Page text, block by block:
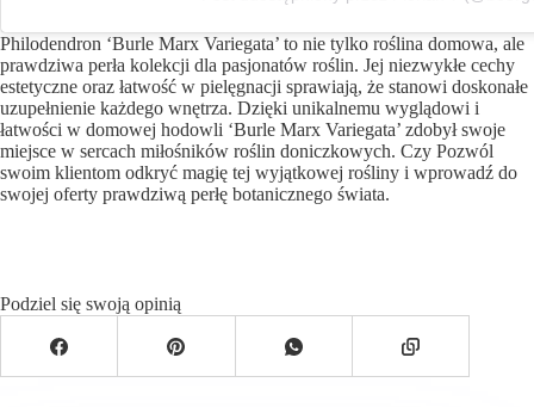
Philodendron ‘Burle Marx Variegata’ to nie tylko roślina domowa, ale
prawdziwa perła kolekcji dla pasjonatów roślin. Jej niezwykłe cechy
estetyczne oraz łatwość w pielęgnacji sprawiają, że stanowi doskonałe
uzupełnienie każdego wnętrza. Dzięki unikalnemu wyglądowi i
łatwości w domowej hodowli ‘Burle Marx Variegata’ zdobył swoje
miejsce w sercach miłośników roślin doniczkowych. Czy Pozwól
swoim klientom odkryć magię tej wyjątkowej rośliny i wprowadź do
swojej oferty prawdziwą perłę botanicznego świata.
Podziel się swoją opinią